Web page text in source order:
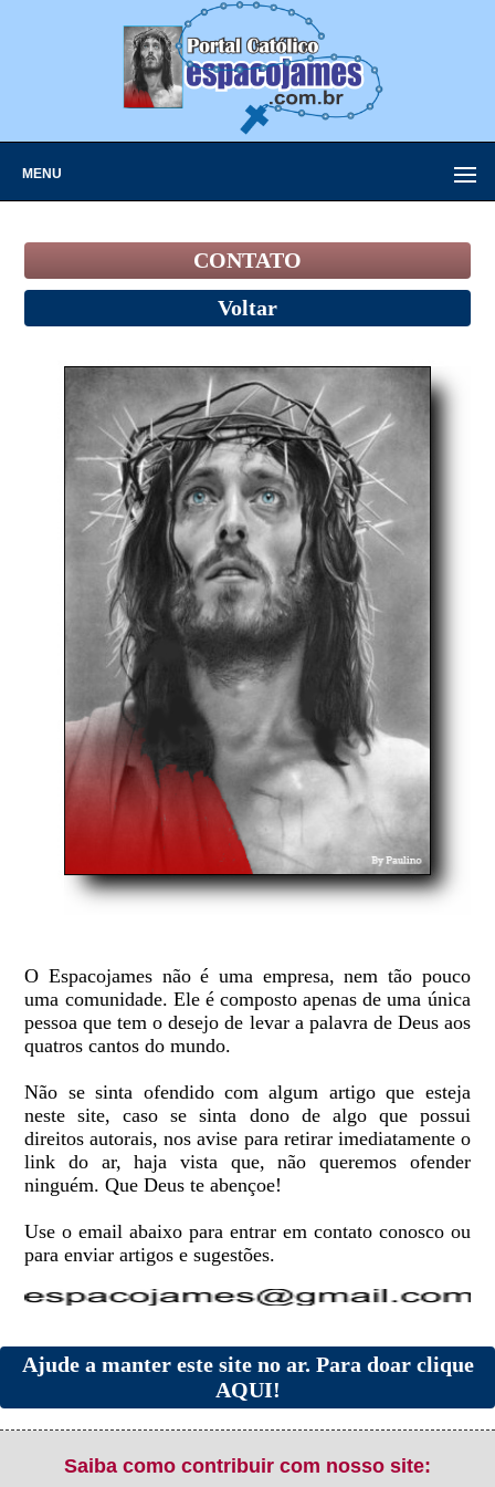
MENU
CONTATO
Voltar
O Espacojames não é uma empresa, nem tão pouco
uma comunidade. Ele é composto apenas de uma única
pessoa que tem o desejo de levar a palavra de Deus aos
quatros cantos do mundo.
Não se sinta ofendido com algum artigo que esteja
neste site, caso se sinta dono de algo que possui
direitos autorais, nos avise para retirar imediatamente o
link do ar, haja vista que, não queremos ofender
ninguém. Que Deus te abençoe!
Use o email abaixo para entrar em contato conosco ou
para enviar artigos e sugestões.
Ajude a manter este site no ar. Para doar clique
AQUI!
Saiba como contribuir com nosso site: